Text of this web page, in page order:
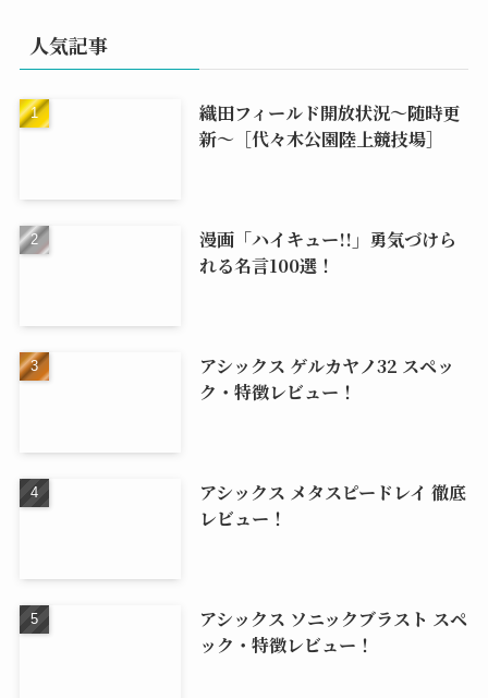
人気記事
織田フィールド開放状況～随時更
新～［代々木公園陸上競技場］
漫画「ハイキュー!!」勇気づけら
れる名言100選！
アシックス ゲルカヤノ32 スペッ
ク・特徴レビュー！
アシックス メタスピードレイ 徹底
レビュー！
アシックス ソニックブラスト スペ
ック・特徴レビュー！